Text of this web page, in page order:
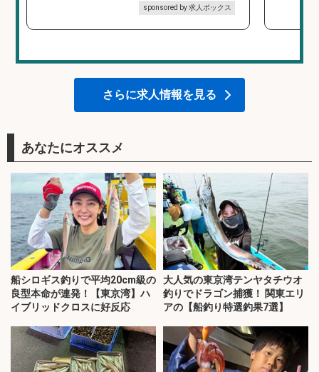
sponsored by 求人ボックス
さらに求人情報を見る
あなたにオススメ
船シロギス釣りで平均20cm級の
良型本命が連発！【東京湾】ハ
イブリッドクロスに好反応
大人気の東京湾テンヤタチウオ
釣りでドラゴン捕獲！ 関東エリ
アの【船釣り特選釣果7選】